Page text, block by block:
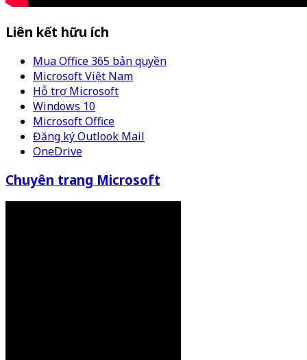
Liên kết hữu ích
Mua Office 365 bản quyền
Microsoft Việt Nam
Hỗ trợ Microsoft
Windows 10
Microsoft Office
Đăng ký Outlook Mail
OneDrive
Chuyên trang Microsoft